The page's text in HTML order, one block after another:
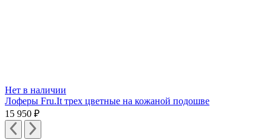
Нет в наличии
Лоферы Fru.It трех цветные на кожаной подошве
15 950 ₽